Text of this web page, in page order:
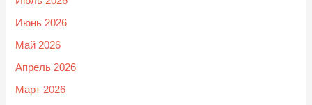
Июнь 2026
Май 2026
Апрель 2026
Март 2026